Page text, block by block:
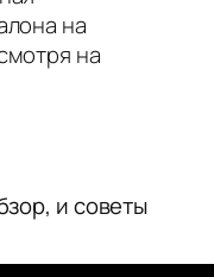
на
на
и советы